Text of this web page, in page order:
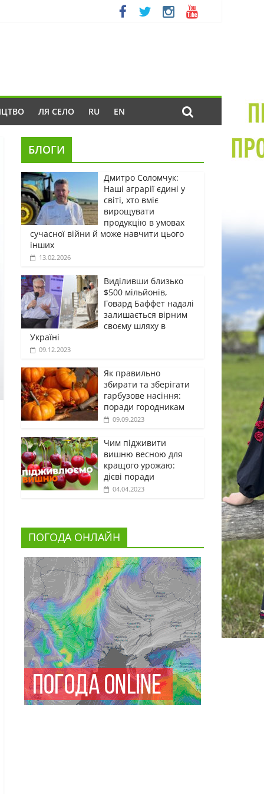
ЛЯ СЕЛО RU EN
БЛОГИ
Дмитро Соломчук:
Наші аграрії єдині у
світі, хто вміє
вирощувати
продукцію в умовах
сучасної війни й може навчити цього
інших
13.02.2026
Виділивши близько
$500 мільйонів,
Говард Баффет надалі
залишається вірним
своєму шляху в
Україні
09.12.2023
Як правильно
збирати та зберігати
гарбузове насіння:
поради городникам
09.09.2023
Чим підживити
вишню весною для
кращого урожаю:
дієві поради
04.04.2023
ПОГОДА ОНЛАЙН